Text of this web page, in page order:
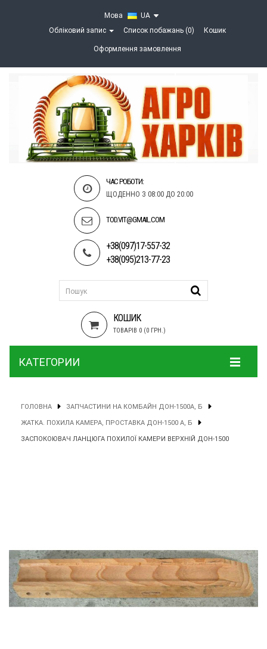
Мова
UA
Обліковий запис
Список побажань (0) Кошик
Оформлення замовлення
ЧАС РОБОТИ:
ЩОДЕННО З 08:00 ДО 20:00
TOD.VIT@GMAIL.COM
+38(097)17-557-32
+38(095)213-77-23
КОШИК
ТОВАРІВ 0 (0 ГРН.)
КАТЕГОРИИ
ГОЛОВНА ЗАПЧАСТИНИ НА КОМБАЙН ДОН-1500А, Б
ЖАТКА. ПОХИЛА КАМЕРА, ПРОСТАВКА ДОН-1500 А, Б
ЗАСПОКОЮВАЧ ЛАНЦЮГА ПОХИЛОЇ КАМЕРИ ВЕРХНІЙ ДОН-1500